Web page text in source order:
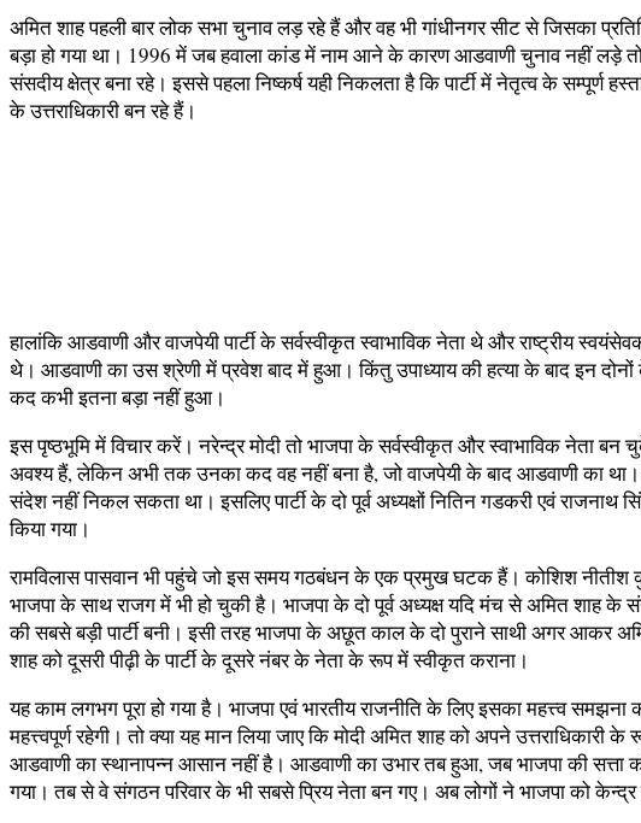
अमित शाह पहली बार लोक सभा चुनाव लड़ रहे हैं और वह भी गांधीनगर सीट से जिसका
बड़ा हो गया था। 1996 में जब हवाला कांड में नाम आने के कारण आडवाणी चुनाव नहीं लड़े तो
संसदीय क्षेत्र बना रहे। इससे पहला निष्कर्ष यही निकलता है कि पार्टी में नेतृत्व के सम्पूर्ण
के उत्तराधिकारी बन रहे हैं।
हालांकि आडवाणी और वाजपेयी पार्टी के सर्वस्वीकृत स्वाभाविक नेता थे और राष्ट्रीय
थे। आडवाणी का उस श्रेणी में प्रवेश बाद में हुआ। किंतु उपाध्याय की हत्या के बाद इन
कद कभी इतना बड़ा नहीं हुआ।
इस पृष्ठभूमि में विचार करें। नरेन्द्र मोदी तो भाजपा के सर्वस्वीकृत और स्वाभाविक नेता बन
अवश्य हैं, लेकिन अभी तक उनका कद वह नहीं बना है, जो वाजपेयी के बाद आडवाणी का था।
संदेश नहीं निकल सकता था। इसलिए पार्टी के दो पूर्व अध्यक्षों नितिन गडकरी एवं
किया गया।
रामविलास पासवान भी पहुंचे जो इस समय गठबंधन के एक प्रमुख घटक हैं। कोशिश
भाजपा के साथ राजग में भी हो चुकी है। भाजपा के दो पूर्व अध्यक्ष यदि मंच से अमित शाह के
की सबसे बड़ी पार्टी बनी। इसी तरह भाजपा के अछूत काल के दो पुराने साथी अगर आकर
शाह को दूसरी पीढ़ी के पार्टी के दूसरे नंबर के नेता के रूप में स्वीकृत कराना।
यह काम लगभग पूरा हो गया है। भाजपा एवं भारतीय राजनीति के लिए इसका महत्त्व
महत्त्वपूर्ण रहेगी। तो क्या यह मान लिया जाए कि मोदी अमित शाह को अपने
आडवाणी का स्थानापन्न आसान नहीं है। आडवाणी का उभार तब हुआ, जब भाजपा की सत्ता
गया। तब से वे संगठन परिवार के भी सबसे प्रिय नेता बन गए। अब लोगों ने भाजपा को